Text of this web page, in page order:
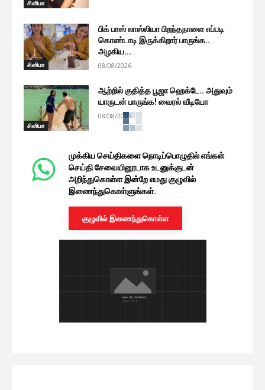
சினிமா
சினிமா
பிக் பாஸ் லாஸ்லியா பிறந்தநாளை எப்படி
கொண்டாடி இருக்கிறார் பாருங்க..
அழகிய...
08/08/2026
சினிமா
ஆற்றில் குதித்த பூஜா ஹெக்டே.. அதுவும்
யாருடன் பாருங்க! வைரல் வீடியோ
08/08/2026
முக்கிய செய்திகளை நொடிப்பொழுதில் எங்கள்
செய்தி சேவையினூடாக உடனுக்குடன்
அறிந்துகொள்ள இன்றே எமது குழுவில்
இணைந்துகொள்ளுங்கள்.
குழுவில் இணைந்துகொள்ள